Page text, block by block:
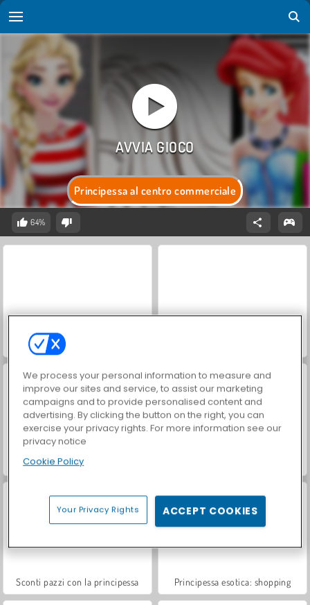
Principessa al centro commerciale
64%
Principesse ai saldi di primavera
Sconti pazzi con la principessa Principessa esotica: shopping
We process your personal information to measure and
improve our sites and service, to assist our marketing
campaigns and to provide personalised content and
advertising. By clicking the button on the right, you can
exercise your privacy rights. For more information see our
privacy notice
Cookie Policy
Your Privacy Rights ACCEPT COOKIES